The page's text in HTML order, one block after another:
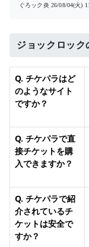
ぐろック炎 26/08/04(火)
ジョックロック
Q. チケパラはど
のようなサイト
ですか？
Q. チケパラで直
接チケットを購
入できますか？
Q. チケパラで紹
介されているチ
ケットは安全で
すか？